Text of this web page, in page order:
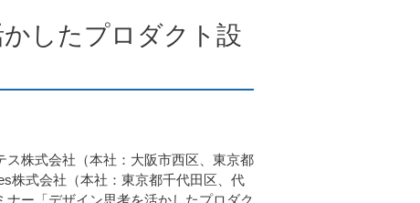
したプロダクト設
株式会社（本社：大阪市西区、東京都
株式会社（本社：東京都千代田区、代
ー「デザイン思考を活かしたプロダク